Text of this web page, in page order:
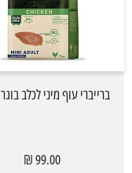
ברייברי עוף מיני לכלב בוגר 2 ק"ג
99.00 ₪